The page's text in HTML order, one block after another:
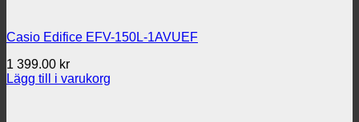
Casio Edifice EFV-150L-1AVUEF
1 399.00 kr
Lägg till i varukorg